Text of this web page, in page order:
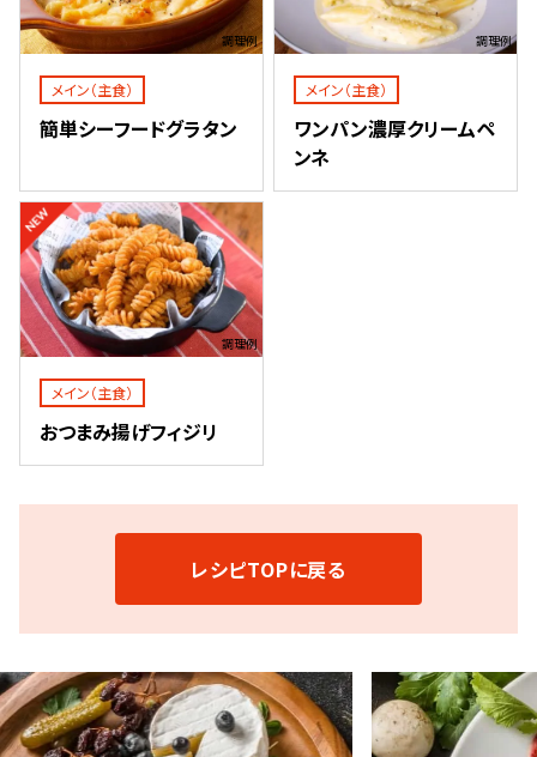
調理例
メイン（主食）
簡単シーフードグラタン
調理例
メイン（主食）
ワンパン濃厚クリームペ
ンネ
調理例
メイン（主食）
おつまみ揚げフィジリ
レシピTOPに戻る